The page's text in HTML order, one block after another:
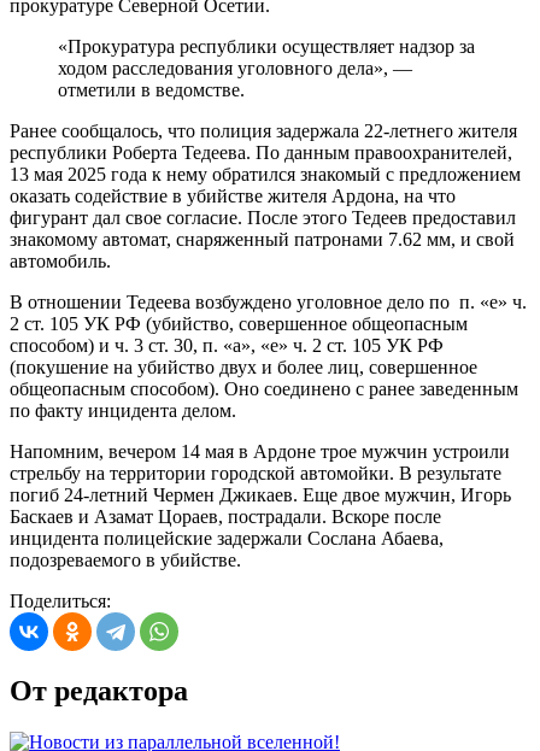
прокуратуре Северной Осетии.
«Прокуратура республики осуществляет надзор за
ходом расследования уголовного дела», —
отметили в ведомстве.
Ранее сообщалось, что полиция задержала 22-летнего жителя
республики Роберта Тедеева. По данным правоохранителей,
13 мая 2025 года к нему обратился знакомый с предложением
оказать содействие в убийстве жителя Ардона, на что
фигурант дал свое согласие. После этого Тедеев предоставил
знакомому автомат, снаряженный патронами 7.62 мм, и свой
автомобиль.
В отношении Тедеева возбуждено уголовное дело по п. «е» ч.
2 ст. 105 УК РФ (убийство, совершенное общеопасным
способом) и ч. 3 ст. 30, п. «а», «е» ч. 2 ст. 105 УК РФ
(покушение на убийство двух и более лиц, совершенное
общеопасным способом). Оно соединено с ранее заведенным
по факту инцидента делом.
Напомним, вечером 14 мая в Ардоне трое мужчин устроили
стрельбу на территории городской автомойки. В результате
погиб 24-летний Чермен Джикаев. Еще двое мужчин, Игорь
Баскаев и Азамат Цораев, пострадали. Вскоре после
инцидента полицейские задержали Сослана Абаева,
подозреваемого в убийстве.
Поделиться:
От редактора